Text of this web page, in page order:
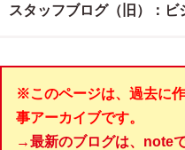
スタッフブログ（旧）：ビ
※このページは、過去に
事アーカイブです。
→最新のブログは、note